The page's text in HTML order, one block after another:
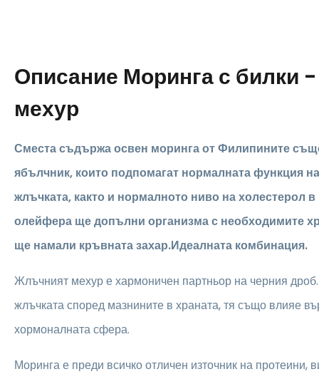
Описание Моринга с билки
мехур
Сместа съдържа освен моринга от Филипините
ябълчник, които подпомагат нормалната функция
жлъчката, както и нормалното ниво на холестерол
олейфера ще допълни организма с необходимите
ще намали кръвната захар.Идеалната комбинация.
Жлъчният мехур е хармоничен партньор на черния
жлъчката според мазнините в храната, тя също влияе
хормоналната сфера.
Моринга е преди всичко отличен източник на протеини,